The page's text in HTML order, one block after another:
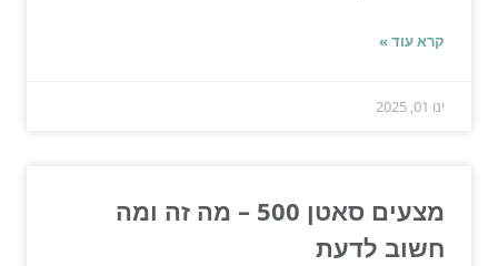
קרא עוד »
ינו 01, 2025
מצעים סאטן 500 – מה זה ומה
חשוב לדעת